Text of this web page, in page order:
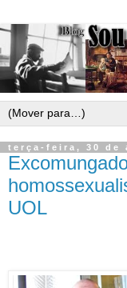
terça-feira, 30 de
UOL